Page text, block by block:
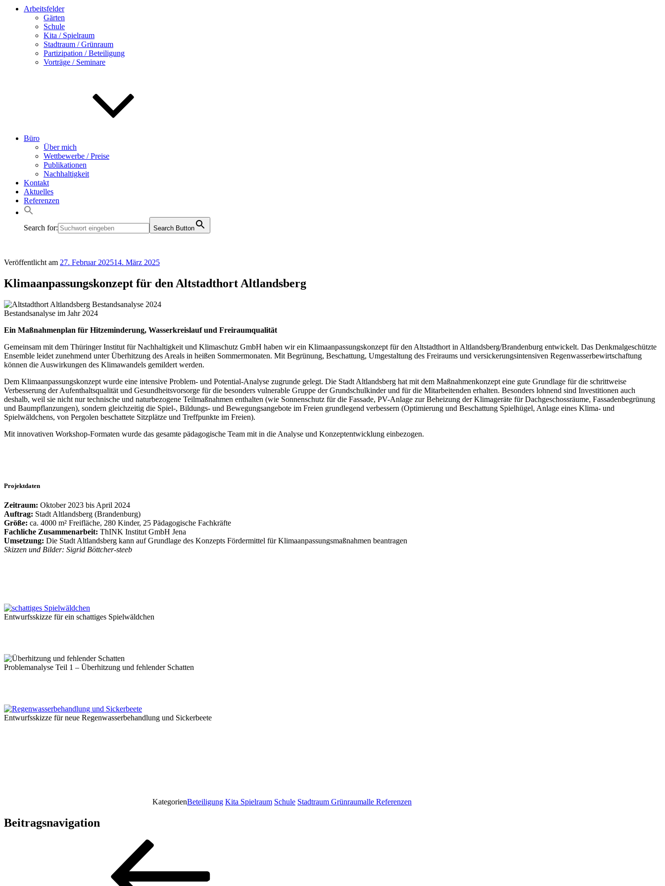
Arbeitsfelder
Gärten
Schule
Kita / Spielraum
Stadtraum / Grünraum
Partizipation / Beteiligung
Vorträge / Seminare
Büro
Über mich
Wettbewerbe / Preise
Publikationen
Nachhaltigkeit
Kontakt
Aktuelles
Referenzen
Search for: Search Button
Veröffentlicht am 27. Februar 202514. März 2025
Klimaanpassungskonzept für den Altstadthort Altlandsberg
Bestandsanalyse im Jahr 2024
Ein Maßnahmenplan für Hitzeminderung, Wasserkreislauf und Freiraumqualität
Gemeinsam mit dem Thüringer Institut für Nachhaltigkeit und Klimaschutz GmbH haben wir ein Klimaanpassungskonzept für den Altstadthort in Altlandsberg/Brandenburg entwickelt. Das Denkmalgeschützte
Ensemble leidet zunehmend unter Überhitzung des Areals in heißen Sommermonaten. Mit Begrünung, Beschattung, Umgestaltung des Freiraums und versickerungsintensiven Regenwasserbewirtschaftung
können die Auswirkungen des Klimawandels gemildert werden.
Dem Klimaanpassungskonzept wurde eine intensive Problem- und Potential-Analyse zugrunde gelegt. Die Stadt Altlandsberg hat mit dem Maßnahmenkonzept eine gute Grundlage für die schrittweise
Verbesserung der Aufenthaltsqualität und Gesundheitsvorsorge für die besonders vulnerable Gruppe der Grundschulkinder und für die Mitarbeitenden erhalten. Besonders lohnend sind Investitionen auch
deshalb, weil sie nicht nur technische und naturbezogene Teilmaßnahmen enthalten (wie Sonnenschutz für die Fassade, PV-Anlage zur Beheizung der Klimageräte für Dachgeschossräume, Fassadenbegrünung
und Baumpflanzungen), sondern gleichzeitig die Spiel-, Bildungs- und Bewegungsangebote im Freien grundlegend verbessern (Optimierung und Beschattung Spielhügel, Anlage eines Klima- und
Spielwäldchens, von Pergolen beschattete Sitzplätze und Treffpunkte im Freien).
Mit innovativen Workshop-Formaten wurde das gesamte pädagogische Team mit in die Analyse und Konzeptentwicklung einbezogen.
Projektdaten
Zeitraum: Oktober 2023 bis April 2024
Auftrag: Stadt Altlandsberg (Brandenburg)
Größe: ca. 4000 m² Freifläche, 280 Kinder, 25 Pädagogische Fachkräfte
Fachliche Zusammenarbeit: ThINK Institut GmbH Jena
Umsetzung: Die Stadt Altlandsberg kann auf Grundlage des Konzepts Fördermittel für Klimaanpassungsmaßnahmen beantragen
Skizzen und Bilder: Sigrid Böttcher-steeb
Entwurfsskizze für ein schattiges Spielwäldchen
Problemanalyse Teil 1 – Überhitzung und fehlender Schatten
Entwurfsskizze für neue Regenwasserbehandlung und Sickerbeete
KategorienBeteiligung Kita Spielraum Schule Stadtraum Grünraumalle Referenzen
Beitragsnavigation